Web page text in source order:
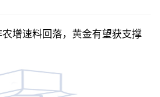
增速料回落，黄金有望获支撑